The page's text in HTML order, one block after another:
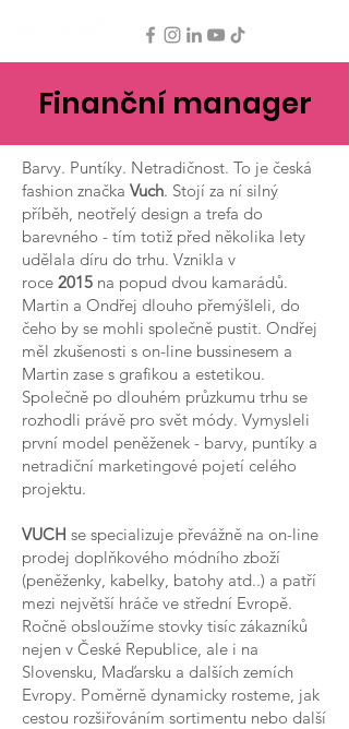
Finanční manager
Barvy. Puntíky. Netradičnost. To je česká
fashion značka Vuch. Stojí za ní silný
příběh, neotřelý design a trefa do
barevného - tím totiž před několika lety
udělala díru do trhu. Vznikla v
roce 2015 na popud dvou kamarádů.
Martin a Ondřej dlouho přemýšleli, do
čeho by se mohli společně pustit. Ondřej
měl zkušenosti s on-line bussinesem a
Martin zase s grafikou a estetikou.
Společně po dlouhém průzkumu trhu se
rozhodli právě pro svět módy. Vymysleli
první model peněženek - barvy, puntíky a
netradiční marketingové pojetí celého
projektu.
VUCH se specializuje převážně na on-line
prodej doplňkového módního zboží
(peněženky, kabelky, batohy atd..) a patří
mezi největší hráče ve střední Evropě.
Ročně obsloužíme stovky tisíc zákazníků
nejen v České Republice, ale i na
Slovensku, Maďarsku a dalších zemích
Evropy. Poměrně dynamicky rosteme, jak
cestou rozšiřováním sortimentu nebo další